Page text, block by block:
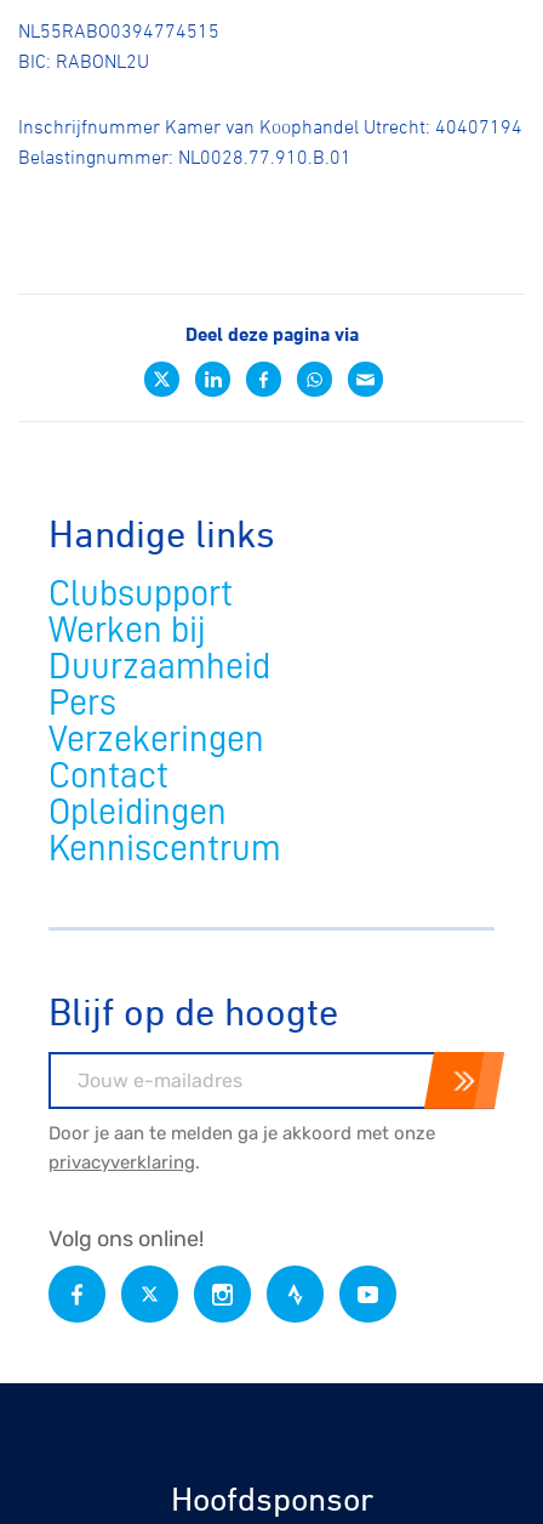
NL55RABO0394774515
BIC: RABONL2U
Inschrijfnummer Kamer van Koophandel Utrecht: 40407194
Belastingnummer: NL0028.77.910.B.01
Deel deze pagina via
Handige links
Clubsupport
Werken bij
Duurzaamheid
Pers
Verzekeringen
Contact
Opleidingen
Kenniscentrum
Blijf op de hoogte
Door je aan te melden ga je akkoord met onze
privacyverklaring.
Volg ons online!
Hoofdsponsor